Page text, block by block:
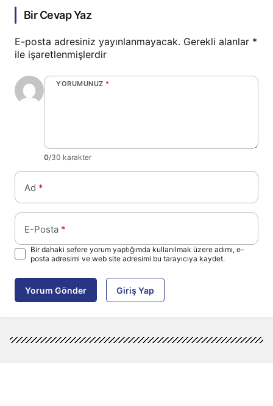
Bir Cevap Yaz
E-posta adresiniz yayınlanmayacak. Gerekli alanlar *
ile işaretlenmişlerdir
YORUMUNUZ *
0/30 karakter
Ad *
E-Posta *
Bir dahaki sefere yorum yaptığımda kullanılmak üzere adımı, e-
posta adresimi ve web site adresimi bu tarayıcıya kaydet.
Yorum Gönder Giriş Yap